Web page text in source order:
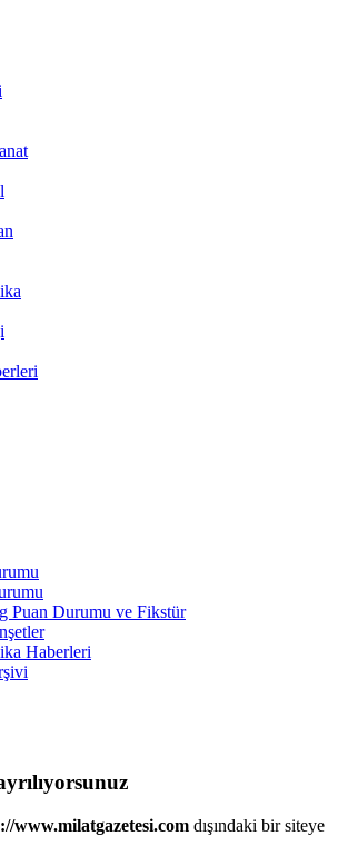
Puan Durumu ve Fikstür
Haberleri
www.milatgazetesi.com dışındaki bir siteye